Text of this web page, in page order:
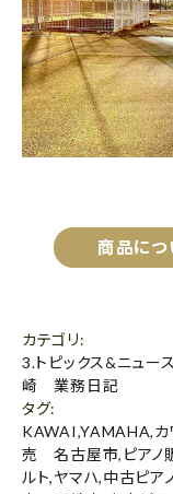
商品につ
カテゴリ:
3.トピックス&ニュー
崎 業務日記
タグ:
KAWAI,YAMAHA,カ
売 名古屋市, ピア
ルト,ヤマハ,中古ピア